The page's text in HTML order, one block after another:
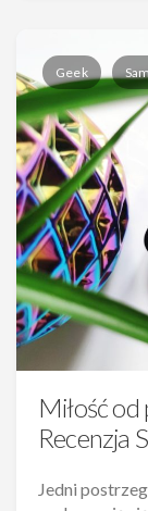
Geek
Miłość od
Recenzja
Jedni